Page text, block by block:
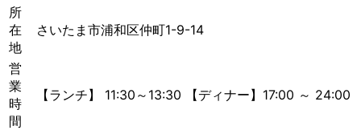
所
在
地
さいたま市浦和区仲町1-9-14
営
業
時
間
【ランチ】 11:30～13:30 【ディナー】17:00 ～ 24:00